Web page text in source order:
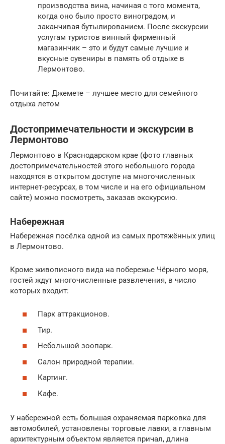
производства вина, начиная с того момента,
когда оно было просто виноградом, и
заканчивая бутылированием. После экскурсии
услугам туристов винный фирменный
магазинчик – это и будут самые лучшие и
вкусные сувениры в память об отдыхе в
Лермонтово.
Почитайте: Джемете – лучшее место для семейного
отдыха летом
Достопримечательности и экскурсии в
Лермонтово
Лермонтово в Краснодарском крае (фото главных
достопримечательностей этого небольшого города
находятся в открытом доступе на многочисленных
интернет-ресурсах, в том числе и на его официальном
сайте) можно посмотреть, заказав экскурсию.
Набережная
Набережная посёлка одной из самых протяжённых улиц
в Лермонтово.
Кроме живописного вида на побережье Чёрного моря,
гостей ждут многочисленные развлечения, в число
которых входит:
Парк аттракционов.
Тир.
Небольшой зоопарк.
Салон природной терапии.
Картинг.
Кафе.
У набережной есть большая охраняемая парковка для
автомобилей, установлены торговые лавки, а главным
архитектурным объектом является причал, длина